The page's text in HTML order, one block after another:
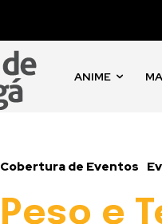
ANIME
Cobertura de Eventos
Peso e